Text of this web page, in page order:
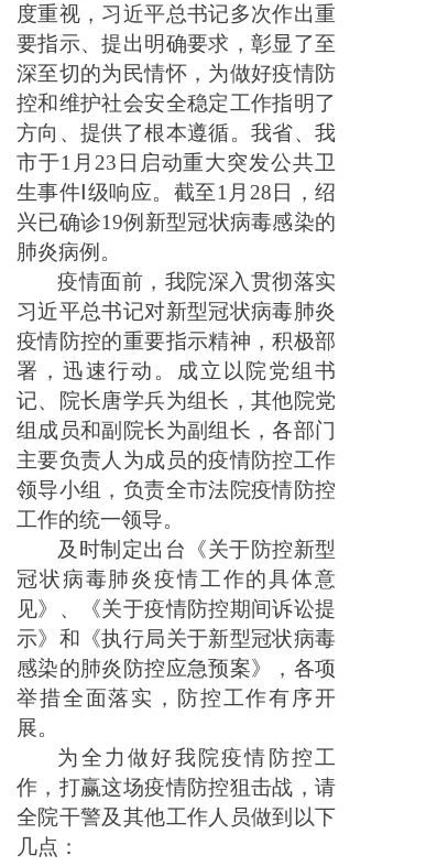
度重视，习近平总书记多次作出重
要指示、提出明确要求，彰显了至
深至切的为民情怀，为做好疫情防
控和维护社会安全稳定工作指明了
方向、提供了根本遵循。我省、我
市于1月23日启动重大突发公共卫
生事件Ⅰ级响应。截至1月28日，绍
兴已确诊19例新型冠状病毒感染的
肺炎病例。
疫情面前，我院深入贯彻落实
习近平总书记对新型冠状病毒肺炎
疫情防控的重要指示精神，积极部
署，迅速行动。成立以院党组书
记、院长唐学兵为组长，其他院党
组成员和副院长为副组长，各部门
主要负责人为成员的疫情防控工作
领导小组，负责全市法院疫情防控
工作的统一领导。
及时制定出台《关于防控新型
冠状病毒肺炎疫情工作的具体意
见》、《关于疫情防控期间诉讼提
示》和《执行局关于新型冠状病毒
感染的肺炎防控应急预案》，各项
举措全面落实，防控工作有序开
展。
为全力做好我院疫情防控工
作，打赢这场疫情防控狙击战，请
全院干警及其他工作人员做到以下
几点：